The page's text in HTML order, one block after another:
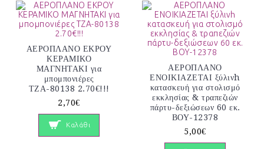
ΑΕΡΟΠΛΑΝΟ ΕΚΡΟΥ
ΚΕΡΑΜΙΚΟ
ΜΑΓΝΗΤΑΚΙ για
μπομπονιέρες
ΤΖΑ-80138 2.70€!!!
2,70€
Καλάθι
ΑΕΡΟΠΛΑΝΟ
ΕΝΟΙΚΙΑΖΕΤΑΙ ξύλινh
κατασκευή για στολισμό
εκκλησίας & τραπεζιών
πάρτυ-δεξιώσεων 60 εκ.
ΒΟΥ-12378
5,00€